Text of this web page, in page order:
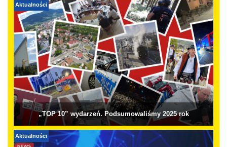
Aktualności
„TOP 10” wydarzeń. Podsumowaliśmy 2025 rok
Aktualności